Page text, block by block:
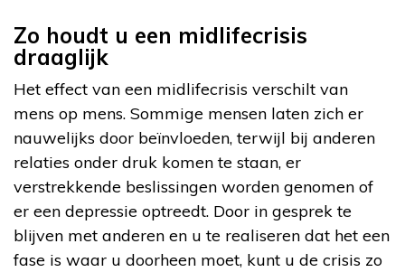
Zo houdt u een midlifecrisis
draaglijk
Het effect van een midlifecrisis verschilt van
mens op mens. Sommige mensen laten zich er
nauwelijks door beïnvloeden, terwijl bij anderen
relaties onder druk komen te staan, er
verstrekkende beslissingen worden genomen of
er een depressie optreedt. Door in gesprek te
blijven met anderen en u te realiseren dat het een
fase is waar u doorheen moet, kunt u de crisis zo